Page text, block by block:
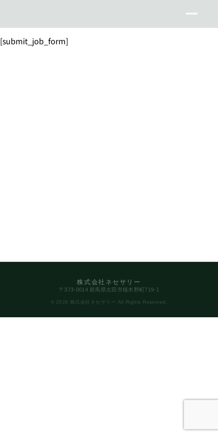
[submit_job_form]
株式会社ネセサリー
〒373-0014 群馬県太田市植木野町719-1
© 2026 株式会社ネセサリー All Rights Reserved.